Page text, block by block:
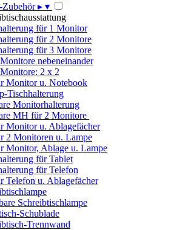
Zubehör▸ ▾
für 1 Monitor
für 2 Monitore
für 3 Monitore
nebeneinander
2 x 2
Monitor u. Notebook
Tischhalterung
Monitorhalterung
MH für 2 Monitore
Monitor u. Ablagefächer
2 Monitoren u. Lampe
Monitor, Ablage u. Lampe
für Tablet
für Telefon
Telefon u. Ablagefächer
Schreibtischlampe
Schublade
Trennwand